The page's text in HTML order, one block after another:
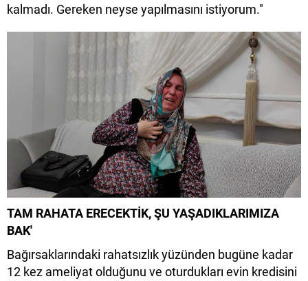
kalmadı. Gereken neyse yapılmasını istiyorum."
TAM RAHATA ERECEKTİK, ŞU YAŞADIKLARIMIZA
BAK'
Bağırsaklarındaki rahatsızlık yüzünden bugüne kadar
12 kez ameliyat olduğunu ve oturdukları evin kredisini